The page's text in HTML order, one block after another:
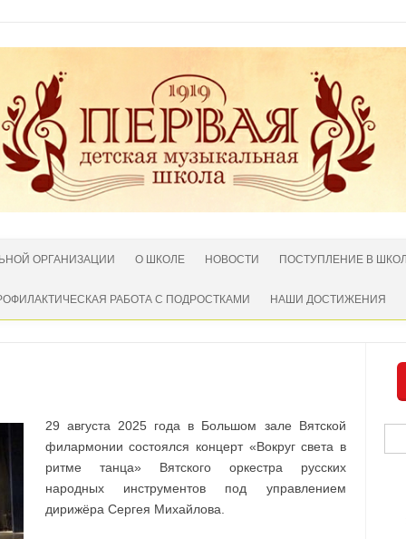
ОРГАНИЗАЦИИ О ШКОЛЕ НОВОСТИ ПОСТУПЛЕНИЕ В
РАБОТА С ПОДРОСТКАМИ НАШИ ДОСТИЖЕНИЯ
29 августа 2025 года в Большом зале Вятской
филармонии состоялся концерт «Вокруг света в
ритме танца» Вятского оркестра русских
народных инструментов под управлением
дирижёра Сергея Михайлова.